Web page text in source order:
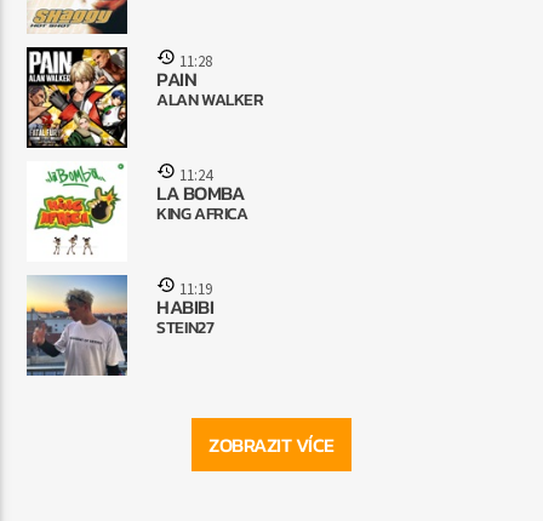
11:28
PAIN
ALAN WALKER
11:24
LA BOMBA
KING AFRICA
11:19
HABIBI
STEIN27
ZOBRAZIT VÍCE